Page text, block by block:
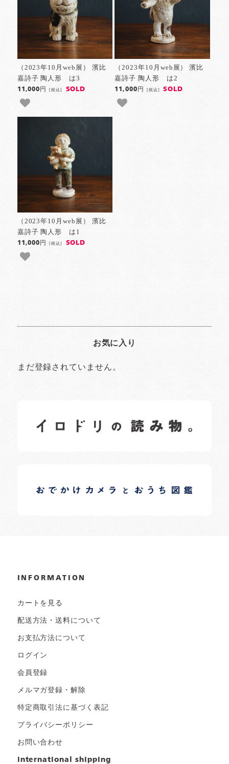
（2023年10月web展） 濱比
嘉詩子 陶人形 は3
11,000円[税込] SOLD
（2023年10月web展） 濱比
嘉詩子 陶人形 は2
11,000円 [税込] SOLD
（2023年10月web展） 濱比
嘉詩子 陶人形 は1
11,000円[税込] SOLD
お気に入り
まだ登録されていません。
日常の様子など随時更新中です。
日常の様子など随時更新中です。
INFORMATION
カートを見る
配送方法・送料について
お支払方法について
ログイン
会員登録
メルマガ登録・解除
特定商取引法に基づく表記
プライバシーポリシー
お問い合わせ
international shipping